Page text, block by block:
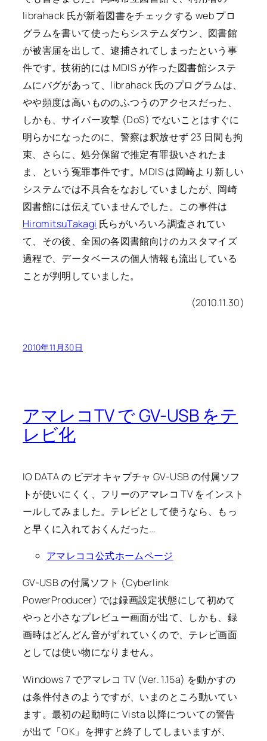
librahack 氏が新着図書をチェックする web プロ
グラムを書いて使ったらシステムダウン、図書館
が被害届を出して、逮捕されてしまったという事
件です。技術的には MDIS が作った図書館システ
ムにバグがあって、librahack 氏のプログラムは、
やや頻度は高いもののふつうのアクセスだった、
しかも、サイバー攻撃 (DoS) でないことはすぐに
明らかになったのに、警察は釈放せず 23 日間も拘
束、さらに、処分保留で推定有罪扱いされたま
ま、という冤罪事件です。MDIS は岡崎より新しい
システムでは不具合をなおしていましたが、岡崎
図書館には伝えていませんでした。この事件は
HiromitsuTakagi 氏らがいろいろ調査されてい
て、その後、全国の各図書館向けのカスタマイズ
過程で、データベースの個人情報も流出している
ことが判明していました。
(2010.11.30)
2010年11月30日
アマレコTV で GV-USB をテ
レビ化
IO DATA の ビデオキャプチャ GV-USB の付属ソフ
トが使いにくく、フリーのアマレコ TV をインスト
ールしてみました。テレビとして使うなら、もっ
と早くに入れておくんだった…
アマレココ公式ホームページ
GV-USB の付属ソフト (Cyberlink
PowerProducer) では録画設定状態にして初めて
やっと小さなプレビュー画面が出て、しかも、録
画時はどんどん音がずれていくので、テレビ画面
としては使い物になりません。
Windows 7 でアマレコ TV (Ver. 1.15a) を動かすの
は条件付きのようですが、いまのところ動いてい
ます。最初の起動時に Vista 以降についての警告
が出て「OK」を押すと終了してしまいますが、